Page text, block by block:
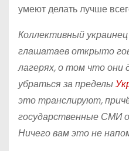
умеют делать лучше
Коллективный украинец
глашатаев открыто
лагерях, о том что они
убраться за пределы
это транслируют,
государственные СМИ
Ничего вам это не